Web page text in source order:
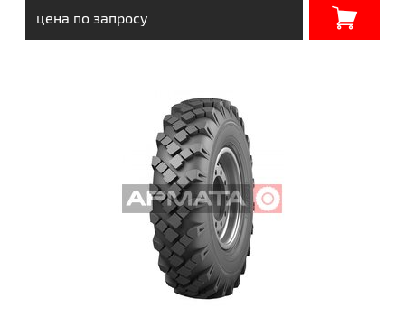
цена по запросу